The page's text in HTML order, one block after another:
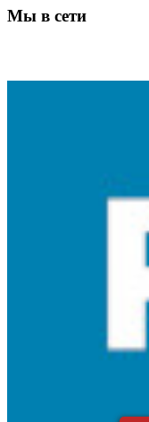
Мы в сети